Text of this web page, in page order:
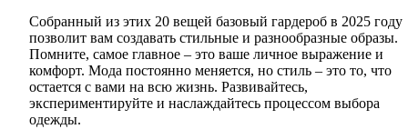
Собранный из этих 20 вещей базовый гардероб в 2025 году
позволит вам создавать стильные и разнообразные образы.
Помните, самое главное – это ваше личное выражение и
комфорт. Мода постоянно меняется, но стиль – это то, что
остается с вами на всю жизнь. Развивайтесь,
экспериментируйте и наслаждайтесь процессом выбора
одежды.